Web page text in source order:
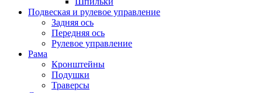
Подвеская и рулевое управление
Задняя ось
Передняя ось
Рулевое управление
Рама
Кронштейны
Подушки
Траверсы